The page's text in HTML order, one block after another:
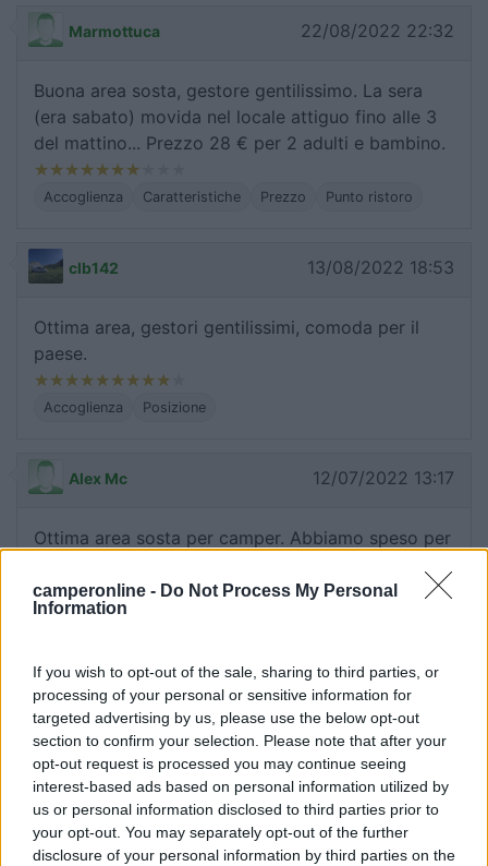
camperonline - Do Not Process My Personal
Information
If you wish to opt-out of the sale, sharing to third parties, or
processing of your personal or sensitive information for
targeted advertising by us, please use the below opt-out
section to confirm your selection. Please note that after your
opt-out request is processed you may continue seeing
interest-based ads based on personal information utilized by
us or personal information disclosed to third parties prior to
your opt-out. You may separately opt-out of the further
disclosure of your personal information by third parties on the
Marmottuca 22/08/2022 22:32
Buona area sosta, gestore gentilissimo. La sera
(era sabato) movida nel locale attiguo fino alle 3
del mattino... Prezzo 28 € per 2 adulti e bambino.
Accoglienza Caratteristiche Prezzo Punto ristoro
clb142 13/08/2022 18:53
Ottima area, gestori gentilissimi, comoda per il
paese.
Accoglienza Posizione
Alex Mc 12/07/2022 13:17
Ottima area sosta per camper. Abbiamo speso per
Consiglio una macchinetta bar con bevande per la
sera.
Prezzo Punto ristoro
Minghi 06/07/2022 0:39
Buona area sosta, nessuna pecca. Piccolina e
carina con tutto quello che serve. Peccato che con
un lago così sporco e quasi impraticabile abbia